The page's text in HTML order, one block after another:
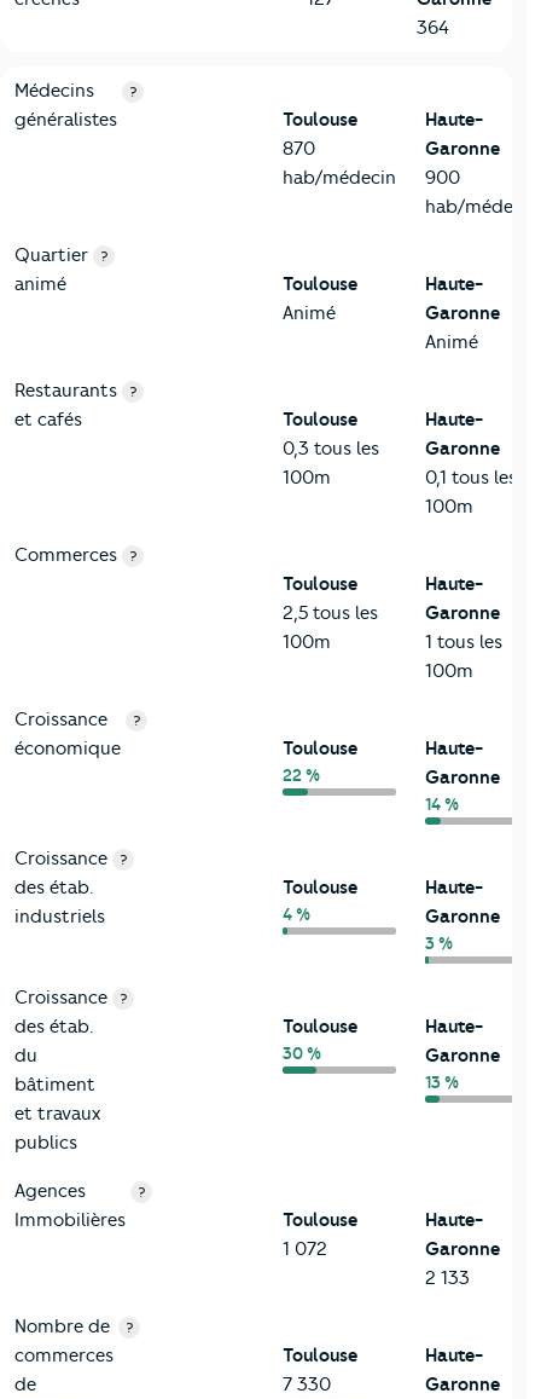
364
5-Commerces
Critères Toulouse
Médecins
généralistes
?
Toulouse
870
hab/médecin
Haute-
Garonne
900
hab/médecin
Quartier
animé
?
Toulouse
Animé
Haute-
Garonne
Animé
Restaurants
et cafés
?
Toulouse
0,3 tous les
100m
Haute-
Garonne
0,1 tous les
100m
Commerces ?
Toulouse
2,5 tous les
100m
Haute-
Garonne
1 tous les
100m
Croissance
économique
?
Toulouse
22 %
Haute-
Garonne
14 %
Croissance
des étab.
industriels
?
Toulouse
4 %
Haute-
Garonne
3 %
Croissance
des étab.
du
bâtiment
et travaux
publics
?
Toulouse
30 %
Haute-
Garonne
13 %
Agences
Immobilières
?
Toulouse
1 072
Haute-
Garonne
2 133
Nombre de
commerces
de
?
Toulouse
7 330
Haute-
Garonne